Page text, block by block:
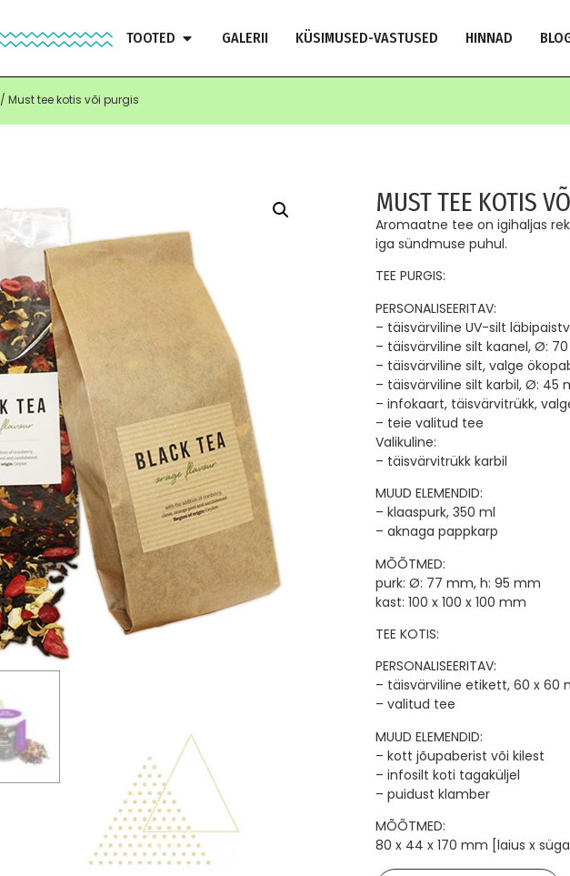
TOOTED GALERII KÜSIMUSED-VASTUSED HINNAD
/ Must tee kotis või purgis
MUST TEE KOTIS
Aromaatne tee on igihaljas
iga sündmuse puhul.
TEE PURGIS:
PERSONALISEERITAV:
– täisvärviline UV-silt
– täisvärviline silt kaanel, Ø:
– täisvärviline silt, valge
– täisvärviline silt karbil, Ø: 45
– infokaart, täisvärvitrükk,
– teie valitud tee
Valikuline:
– täisvärvitrükk karbil
MUUD ELEMENDID:
– klaaspurk, 350 ml
– aknaga pappkarp
MÕÕTMED:
purk: Ø: 77 mm, h: 95 mm
kast: 100 x 100 x 100 mm
TEE KOTIS:
PERSONALISEERITAV:
– täisvärviline etikett, 60 x 60
– valitud tee
MUUD ELEMENDID:
– kott jõupaberist või kilest
– infosilt koti tagaküljel
– puidust klamber
MÕÕTMED:
80 x 44 x 170 mm [laius x